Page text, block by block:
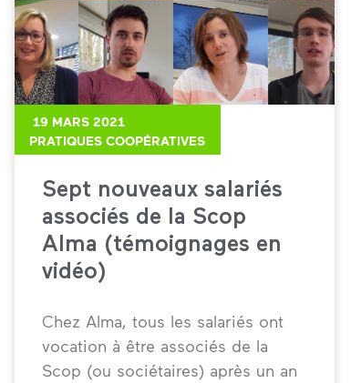
PRATIQUES COOPÉRATIVES
Sept nouveaux salariés
associés de la Scop
Alma (témoignages en
vidéo)
Chez Alma, tous les salariés ont
vocation à être associés de la
Scop (ou sociétaires) après un an
19 MARS 2021